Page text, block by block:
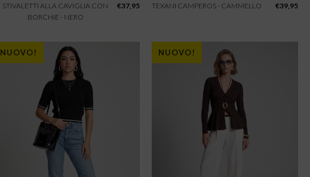
STIVALETTI ALLA CAVIGLIA CON
BORCHIE - NERO
€37,95 TEXANI CAMPEROS - CAMMELLO €39,95
NUOVO! NUOVO!